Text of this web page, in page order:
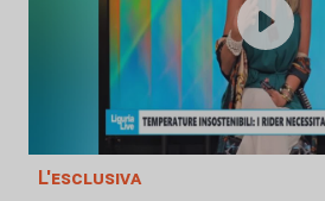
L'esclusiva